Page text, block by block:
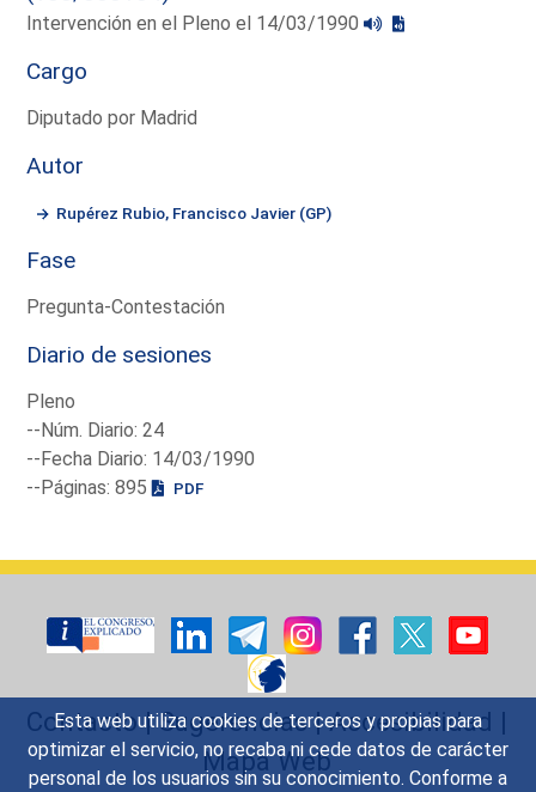
Esta web utiliza cookies de terceros y propias para
optimizar el servicio, no recaba ni cede datos de carácter
personal de los usuarios sin su conocimiento. Conforme a
Intervención en el Pleno el 14/03/1990
Cargo
Diputado por Madrid
Autor
Rupérez Rubio, Francisco Javier (GP)
Fase
Pregunta-Contestación
Diario de sesiones
Pleno
--Núm. Diario: 24
--Fecha Diario: 14/03/1990
--Páginas: 895
PDF
Contacto|Sugerencias|Accesibilidad |
Mapa Web